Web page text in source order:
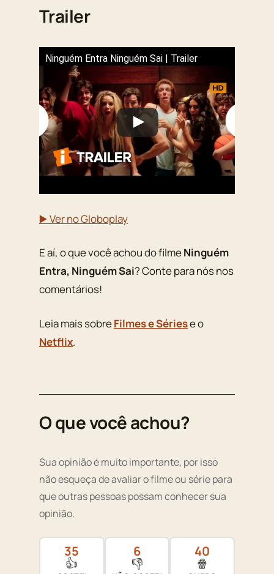
Trailer
Ninguém Entra Ninguém Sai | Trailer
▶️ Ver no Globoplay
E aí, o que você achou do filmeNinguém
Entra, Ninguém Sai? Conte para nós nos
comentários!
Leia mais sobreFilmes e Sériese o
Netflix.
O que você achou?
Sua opinião é muito importante, por isso
não esqueça de avaliar o filme ou série para
que outras pessoas possam conhecer sua
opinião.
35
👍
6
👎
40
🍿